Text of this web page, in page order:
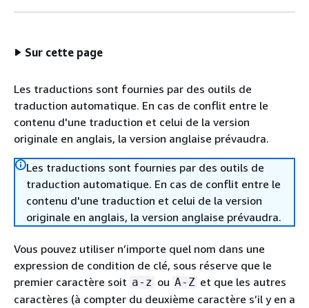
Sur cette page
Les traductions sont fournies par des outils de
traduction automatique. En cas de conflit entre le
contenu d'une traduction et celui de la version
originale en anglais, la version anglaise prévaudra.
Les traductions sont fournies par des outils de
traduction automatique. En cas de conflit entre le
contenu d'une traduction et celui de la version
originale en anglais, la version anglaise prévaudra.
Vous pouvez utiliser n’importe quel nom dans une
expression de condition de clé, sous réserve que le
premier caractère soit a-z ou A-Z et que les autres
caractères (à compter du deuxième caractère s’il y en a